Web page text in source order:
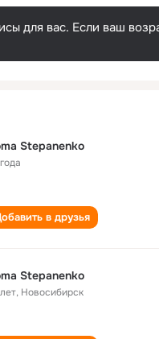
для вас. Если ваш
Stepanenko
в друзья
Stepanenko
, Новосибирск